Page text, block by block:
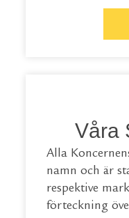
Våra
Alla
namn och är
respektive
förteckning